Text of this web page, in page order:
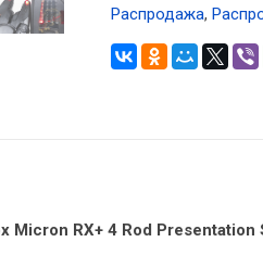
Распродажа,
Micron RX+ 4 Rod Presentation